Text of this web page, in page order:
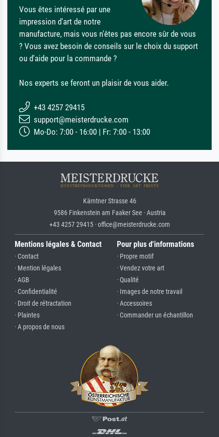
Vous êtes intéressé par une
impression d'art de notre
manufacture, mais vous n'êtes pas encore sûr de vous
? Vous avez besoin de conseils sur le choix du support
ou d'aide pour la commande ?
Nos experts se feront un plaisir de vous aider.
+43 4257 29415
support@meisterdrucke.com
Mo-Do: 7:00 - 16:00 | Fr: 7:00 - 13:00
Kärntner Strasse 46
9586 Finkenstein am Faaker See · Austria
+43 4257 29415 · office@meisterdrucke.com
Mentions légales & Contact
· Contact
· Mention légales
· AGB
· Confidentialité
· Droit de rétractation
· Plaintes
· A propos de nous
Pour plus d'informations
· Propre motif
· Vendez votre art
· Qualité
· Images de notre travail
· Accessoires
· Commander un échantillon